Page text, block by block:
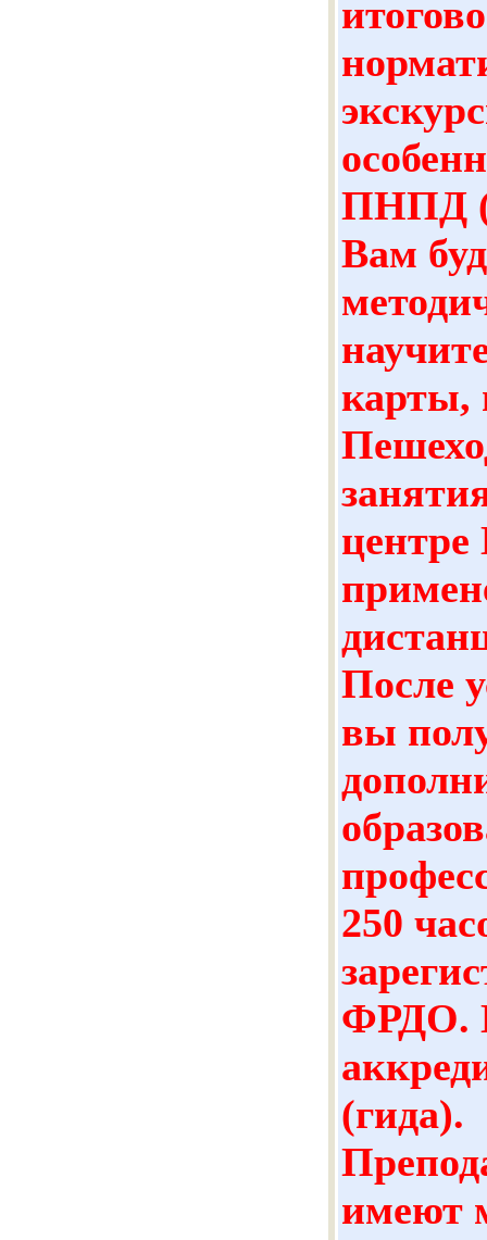
ПНПД
Вам
карты,
После
вы
250
ФРДО.
(гида).
имеют